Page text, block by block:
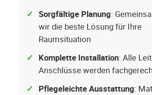
Sorgfältige Planung:
wir die beste Lösung für Ihre
Raumsituation
Komplette Installation: Alle
Anschlüsse werden
Pflegeleichte Ausstattung: